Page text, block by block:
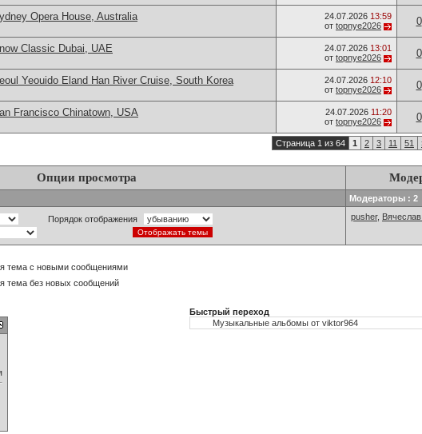
Opera House, Australia 24.07.2026 13:59
от topnye2026 0
Classic Dubai, UAE 24.07.2026 13:01
от topnye2026 0
Yeouido Eland Han River Cruise, South Korea 24.07.2026 12:10
от topnye2026 0
Francisco Chinatown, USA 24.07.2026 11:20
от topnye2026 0
Страница 1 из 64 1 2 3 11 51
Опции просмотра
Модераторы : 2
Порядок отображения
pusher,
тема с новыми сообщениями
тема без новых сообщений
Быстрый переход